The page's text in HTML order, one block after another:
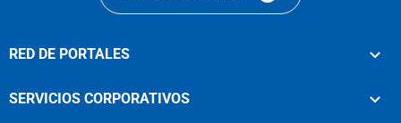
RED DE PORTALES
SERVICIOS CORPORATIVOS